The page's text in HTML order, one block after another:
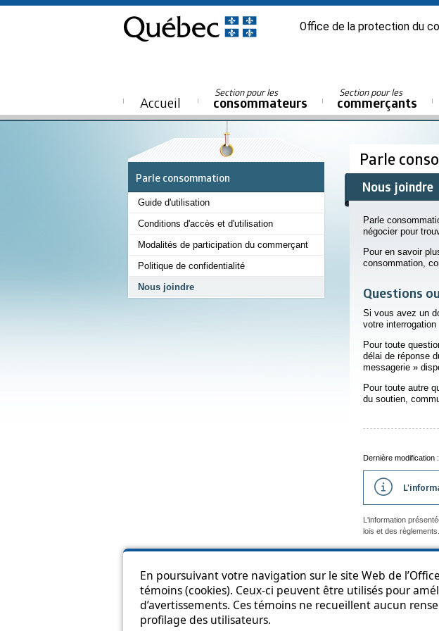
En poursuivant votre navigation sur le site Web de
témoins (cookies). Ceux-ci peuvent être utilisés pour
d’avertissements. Ces témoins ne recueillent aucun
profilage des utilisateurs.
Office de la protection du
Accueil
Section pour les
consommateurs
Section pour les
commerçants
Parle consommation
Guide d'utilisation
Conditions d'accès et d'utilisation
Modalités de participation du commerçant
Politique de confidentialité
Nous joindre
Parle
Nous joindre
Parle
négocier pour
Pour en savoir
consommation,
Questions
Si vous avez un
votre interrogation
Pour toute
délai de réponse
messagerie »
Pour toute autre
du soutien,
Dernière modification
L'information
lois et des règlements.
Plan du site Accessibilité